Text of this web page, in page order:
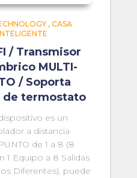
, CASA
/ Transmisor
MULTI-
/ Soporta
de termostato
es un
a distancia
de 1 a 8 (8
1 Equipo a 8 Salidas
Diferentes), puede